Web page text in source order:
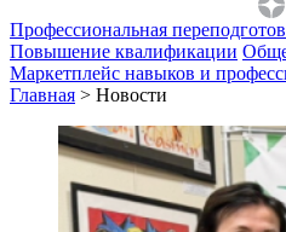
Профессиональная
Повышение квалификации
Маркетплейс навыков и
Главная > Новости